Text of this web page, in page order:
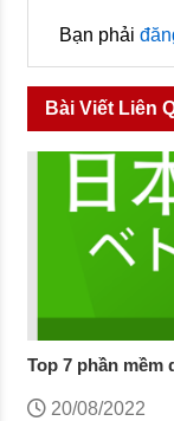
Bạn phải
Bài Viết Liên
Top 7 phần mềm
20/08/2022